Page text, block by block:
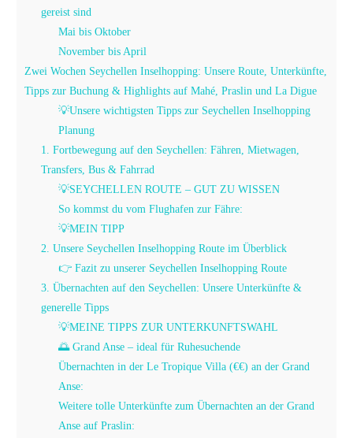
gereist sind
Mai bis Oktober
November bis April
Zwei Wochen Seychellen Inselhopping: Unsere Route, Unterkünfte,
Tipps zur Buchung & Highlights auf Mahé, Praslin und La Digue
💡Unsere wichtigsten Tipps zur Seychellen Inselhopping
Planung
1. Fortbewegung auf den Seychellen: Fähren, Mietwagen,
Transfers, Bus & Fahrrad
💡SEYCHELLEN ROUTE – GUT ZU WISSEN
So kommst du vom Flughafen zur Fähre:
💡MEIN TIPP
2. Unsere Seychellen Inselhopping Route im Überblick
👉 Fazit zu unserer Seychellen Inselhopping Route
3. Übernachten auf den Seychellen: Unsere Unterkünfte &
generelle Tipps
💡MEINE TIPPS ZUR UNTERKUNFTSWAHL
🌅 Grand Anse – ideal für Ruhesuchende
Übernachten in der Le Tropique Villa (€€) an der Grand
Anse:
Weitere tolle Unterkünfte zum Übernachten an der Grand
Anse auf Praslin: